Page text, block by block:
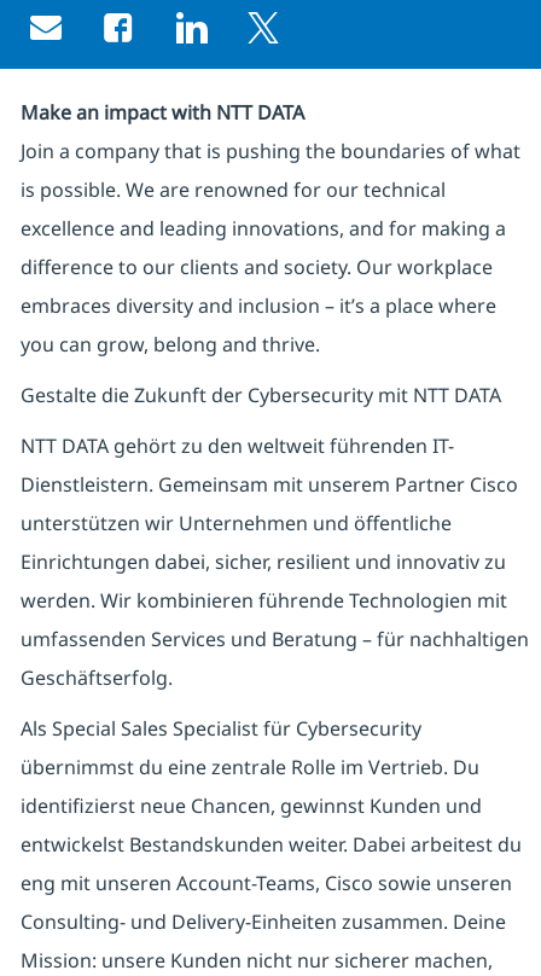
Share via email
Share via Facebook
Share via LinkedIn
Share via twitter
Make an impact with NTT DATA
Join a company that is pushing the boundaries of what
is possible. We are renowned for our technical
excellence and leading innovations, and for making a
difference to our clients and society. Our workplace
embraces diversity and inclusion – it’s a place where
you can grow, belong and thrive.
Gestalte die Zukunft der Cybersecurity mit NTT DATA
NTT DATA gehört zu den weltweit führenden IT-
Dienstleistern. Gemeinsam mit unserem Partner Cisco
unterstützen wir Unternehmen und öffentliche
Einrichtungen dabei, sicher, resilient und innovativ zu
werden. Wir kombinieren führende Technologien mit
umfassenden Services und Beratung – für nachhaltigen
Geschäftserfolg.
Als Special Sales Specialist für Cybersecurity
übernimmst du eine zentrale Rolle im Vertrieb. Du
identifizierst neue Chancen, gewinnst Kunden und
entwickelst Bestandskunden weiter. Dabei arbeitest du
eng mit unseren Account-Teams, Cisco sowie unseren
Consulting- und Delivery-Einheiten zusammen. Deine
Mission: unsere Kunden nicht nur sicherer machen,